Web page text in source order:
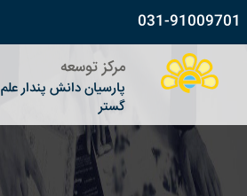
031-91009701
مرکز توسعه
پارسیان دانش پندار علم
گستر